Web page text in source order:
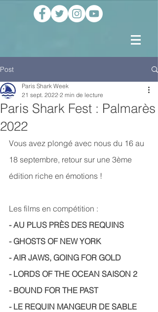
Post
Paris Shark Fest : Palmarès
2022
Paris Shark Week
21 sept. 2022 2 min de lecture
Vous avez plongé avec nous du 16 au
18 septembre, retour sur une 3ème
édition riche en émotions !
Les films en compétition :
- AU PLUS PRÈS DES REQUINS
- GHOSTS OF NEW YORK
- AIR JAWS, GOING FOR GOLD
- LORDS OF THE OCEAN SAISON 2
- BOUND FOR THE PAST
- LE REQUIN MANGEUR DE SABLE